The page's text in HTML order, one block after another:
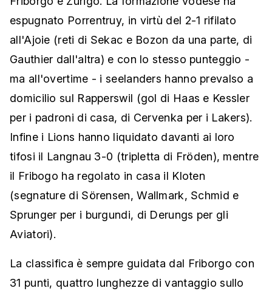
espugnato Porrentruy, in virtù del 2-1 rifilato
all'Ajoie (reti di Sekac e Bozon da una parte, di
Gauthier dall'altra) e con lo stesso punteggio -
ma all'overtime - i seelanders hanno prevalso a
domicilio sul Rapperswil (gol di Haas e Kessler
per i padroni di casa, di Cervenka per i Lakers).
Infine i Lions hanno liquidato davanti ai loro
tifosi il Langnau 3-0 (tripletta di Fröden), mentre
il Fribogo ha regolato in casa il Kloten
(segnature di Sörensen, Wallmark, Schmid e
Sprunger per i burgundi, di Derungs per gli
Aviatori).
La classifica è sempre guidata dal Friborgo con
31 punti, quattro lunghezze di vantaggio sullo